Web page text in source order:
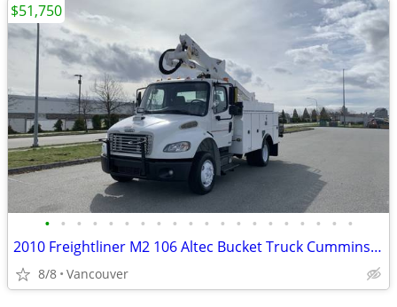
• • • • • • • • • • • • • • • • • • • •
2010 Freightliner M2 106 Altec Bucket Truck Cummins Diesel With Air Br
8/8 Vancouver
$51,750